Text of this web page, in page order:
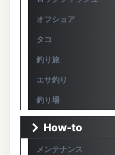
オフショア
タコ
釣り旅
エサ釣り
釣り場
How-to
メンテナンス